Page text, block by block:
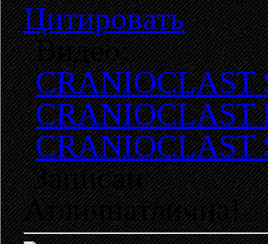
Цитировать
Видео:
CRANIOCLAST
CRANIOCLAST
CRANIOCLAST
Записан
Атличнатлична!